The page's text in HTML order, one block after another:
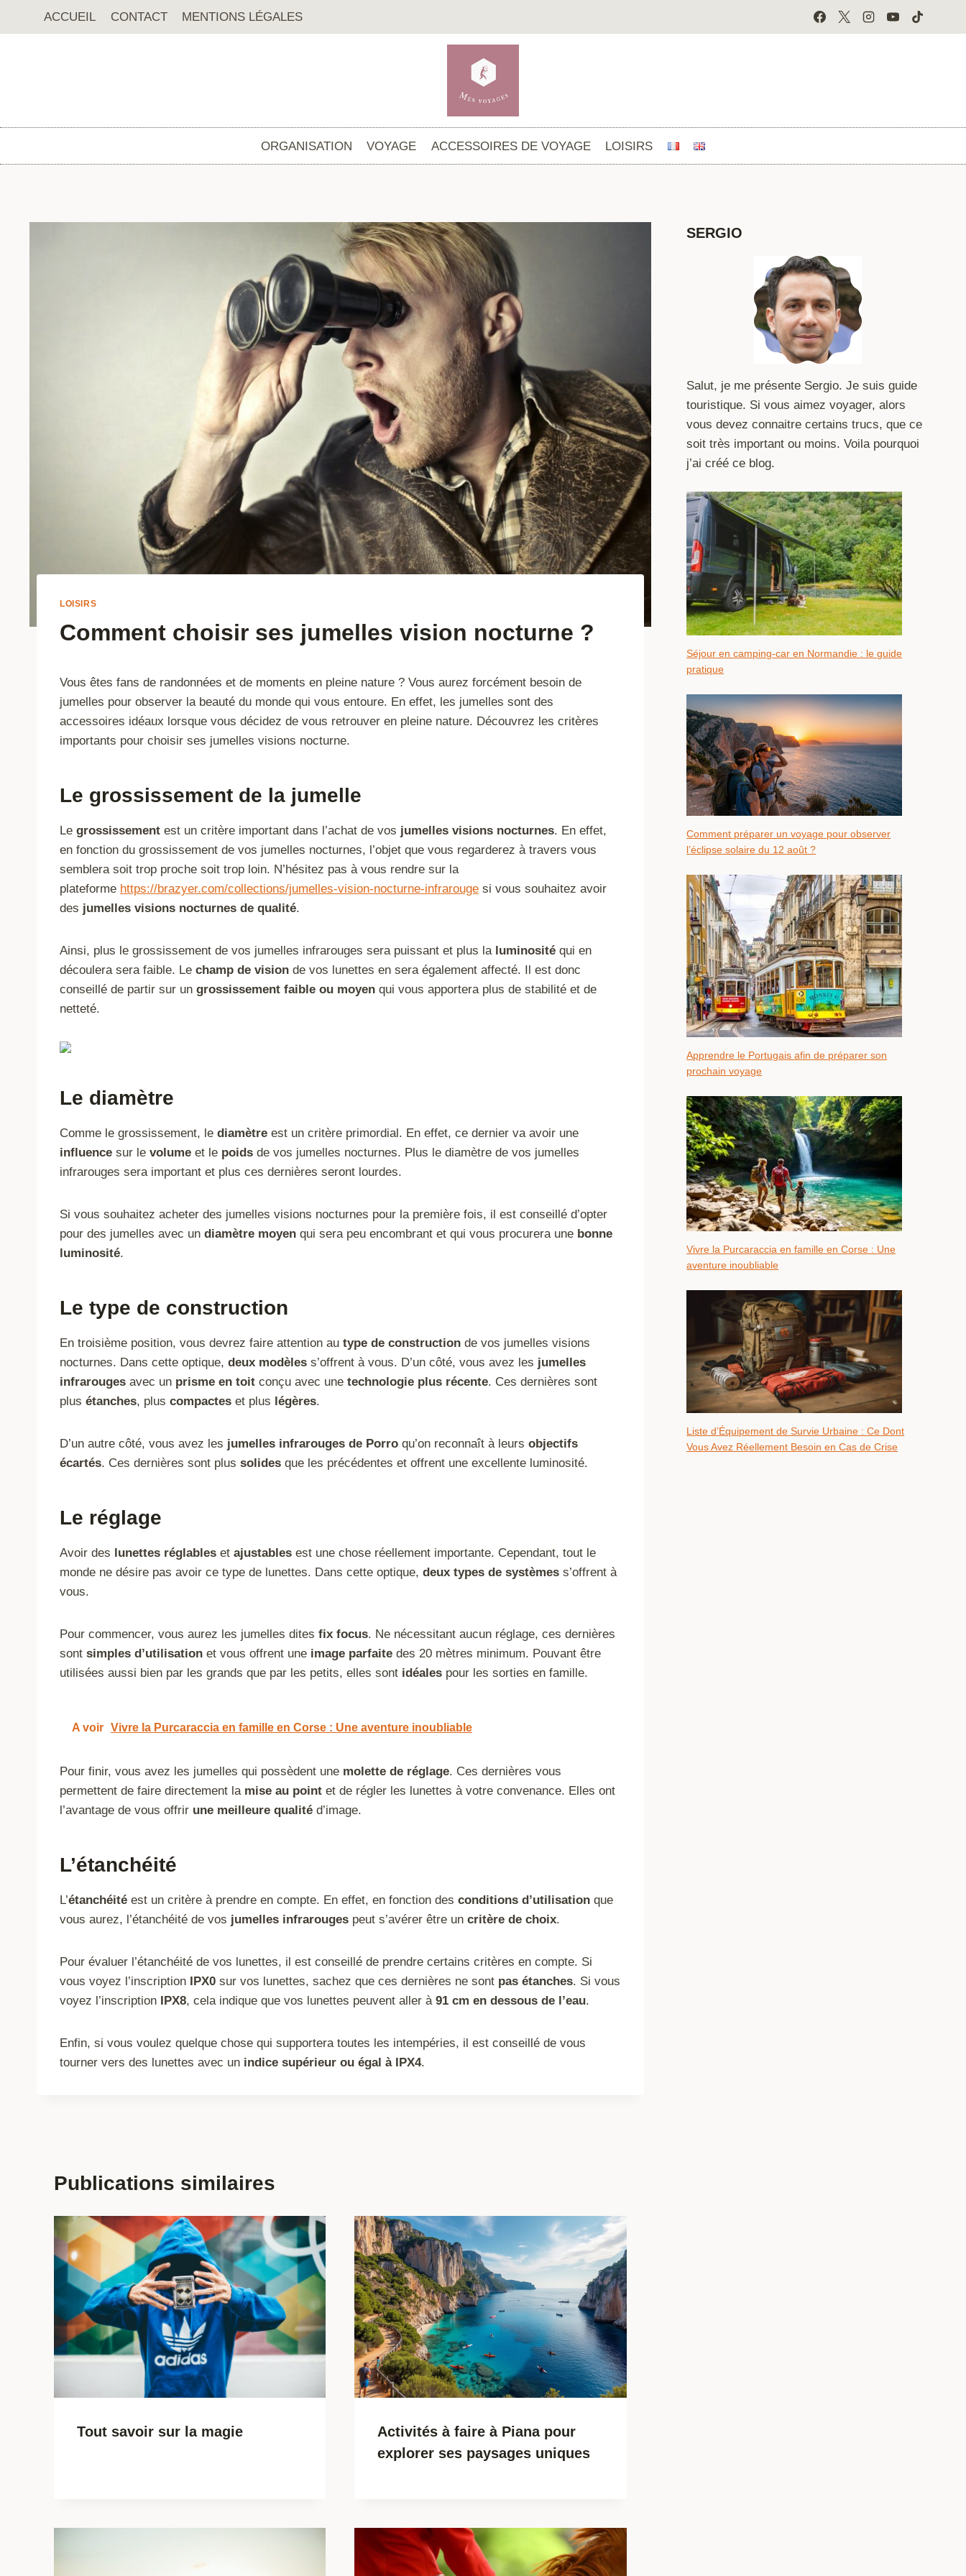
ACCUEIL CONTACT MENTIONS LÉGALES
ORGANISATION VOYAGE ACCESSOIRES DE VOYAGE LOISIRS
LOISIRS
Comment choisir ses jumelles vision nocturne ?
Vous êtes fans de randonnées et de moments en pleine nature ? Vous aurez forcément besoin de
jumelles pour observer la beauté du monde qui vous entoure. En effet, les jumelles sont des
accessoires idéaux lorsque vous décidez de vous retrouver en pleine nature. Découvrez les critères
importants pour choisir ses jumelles visions nocturne.
Le grossissement de la jumelle
Le grossissement est un critère important dans l’achat de vos jumelles visions nocturnes. En effet,
en fonction du grossissement de vos jumelles nocturnes, l’objet que vous regarderez à travers vous
semblera soit trop proche soit trop loin. N’hésitez pas à vous rendre sur la
plateforme https://brazyer.com/collections/jumelles-vision-nocturne-infrarouge si vous souhaitez avoir
des jumelles visions nocturnes de qualité.
Ainsi, plus le grossissement de vos jumelles infrarouges sera puissant et plus la luminosité qui en
découlera sera faible. Le champ de vision de vos lunettes en sera également affecté. Il est donc
conseillé de partir sur un grossissement faible ou moyen qui vous apportera plus de stabilité et de
netteté.
Le diamètre
Comme le grossissement, le diamètre est un critère primordial. En effet, ce dernier va avoir une
influence sur le volume et le poids de vos jumelles nocturnes. Plus le diamètre de vos jumelles
infrarouges sera important et plus ces dernières seront lourdes.
Si vous souhaitez acheter des jumelles visions nocturnes pour la première fois, il est conseillé d’opter
pour des jumelles avec un diamètre moyen qui sera peu encombrant et qui vous procurera une bonne
luminosité.
Le type de construction
En troisième position, vous devrez faire attention au type de construction de vos jumelles visions
nocturnes. Dans cette optique, deux modèles s’offrent à vous. D’un côté, vous avez les jumelles
infrarouges avec un prisme en toit conçu avec une technologie plus récente. Ces dernières sont
plus étanches, plus compactes et plus légères.
D’un autre côté, vous avez les jumelles infrarouges de Porro qu’on reconnaît à leurs objectifs
écartés. Ces dernières sont plus solides que les précédentes et offrent une excellente luminosité.
Le réglage
Avoir des lunettes réglables et ajustables est une chose réellement importante. Cependant, tout le
monde ne désire pas avoir ce type de lunettes. Dans cette optique, deux types de systèmes s’offrent à
vous.
Pour commencer, vous aurez les jumelles dites fix focus. Ne nécessitant aucun réglage, ces dernières
sont simples d’utilisation et vous offrent une image parfaite des 20 mètres minimum. Pouvant être
utilisées aussi bien par les grands que par les petits, elles sont idéales pour les sorties en famille.
A voir Vivre la Purcaraccia en famille en Corse : Une aventure inoubliable
Pour finir, vous avez les jumelles qui possèdent une molette de réglage. Ces dernières vous
permettent de faire directement la mise au point et de régler les lunettes à votre convenance. Elles ont
l’avantage de vous offrir une meilleure qualité d’image.
L’étanchéité
L’étanchéité est un critère à prendre en compte. En effet, en fonction des conditions d’utilisation que
vous aurez, l’étanchéité de vos jumelles infrarouges peut s’avérer être un critère de choix.
Pour évaluer l’étanchéité de vos lunettes, il est conseillé de prendre certains critères en compte. Si
vous voyez l’inscription
IPX0 sur vos lunettes, sachez que ces dernières ne sont pas étanches. Si vous
voyez l’inscription IPX8, cela indique que vos lunettes peuvent aller à 91 cm en dessous de l’eau.
Enfin, si vous voulez quelque chose qui supportera toutes les intempéries, il est conseillé de vous
tourner vers des lunettes avec un indice supérieur ou égal à IPX4.
Publications similaires
Tout savoir sur la magie
Activités à faire à Piana pour
explorer ses paysages uniques
SERGIO
Salut, je me présente Sergio. Je suis guide
touristique. Si vous aimez voyager, alors
vous devez connaitre certains trucs, que ce
soit très important ou moins. Voila pourquoi
j’ai créé ce blog.
Séjour en camping-car en Normandie : le guide
pratique
Comment préparer un voyage pour observer
l’éclipse solaire du 12 août ?
Apprendre le Portugais afin de préparer son
prochain voyage
Vivre la Purcaraccia en famille en Corse : Une
aventure inoubliable
Liste d’Équipement de Survie Urbaine : Ce Dont
Vous Avez Réellement Besoin en Cas de Crise